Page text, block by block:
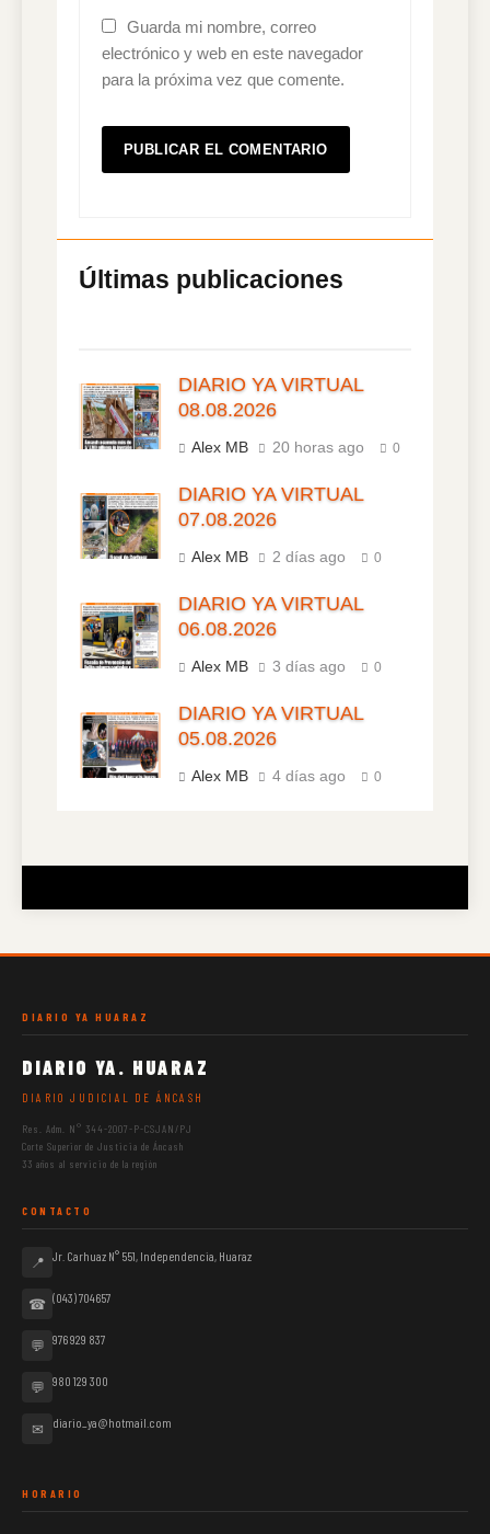
Guarda mi nombre, correo
electrónico y web en este navegador
para la próxima vez que comente.
DIARIO YA VIRTUAL
08.08.2026
Alex MB 20 horas ago 0
DIARIO YA VIRTUAL
07.08.2026
Alex MB 2 días ago 0
DIARIO YA VIRTUAL
06.08.2026
Alex MB 3 días ago 0
DIARIO YA VIRTUAL
05.08.2026
Alex MB 4 días ago 0
DIARIO YA HUARAZ
DIARIO YA. HUARAZ
DIARIO JUDICIAL DE ÁNCASH
Res. Adm. N° 344-2007-P-CSJAN/PJ
Corte Superior de Justicia de Áncash
33 años al servicio de la región
CONTACTO
📍 Jr. Carhuaz N° 551, Independencia, Huaraz
☎ (043) 704657
💬 976 929 837
💬 980 129 300
✉ diario_ya@hotmail.com
HORARIO